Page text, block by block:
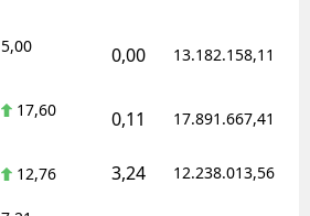
5,00 0,00 13.182.158,11
17,60 0,11 17.891.667,41
12,76 3,24 12.238.013,56